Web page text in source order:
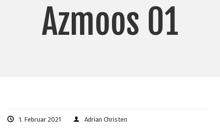
Azmoos 01
1. Februar 2021 Adrian Christen